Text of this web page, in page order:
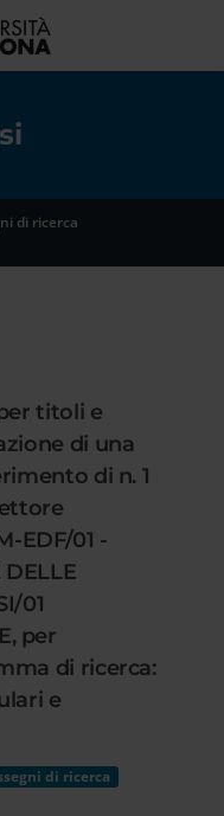
di ricerca
titoli e
di una
di n. 1
EDF/01 -
DELLE
01
per
di ricerca:
e
di ricerca